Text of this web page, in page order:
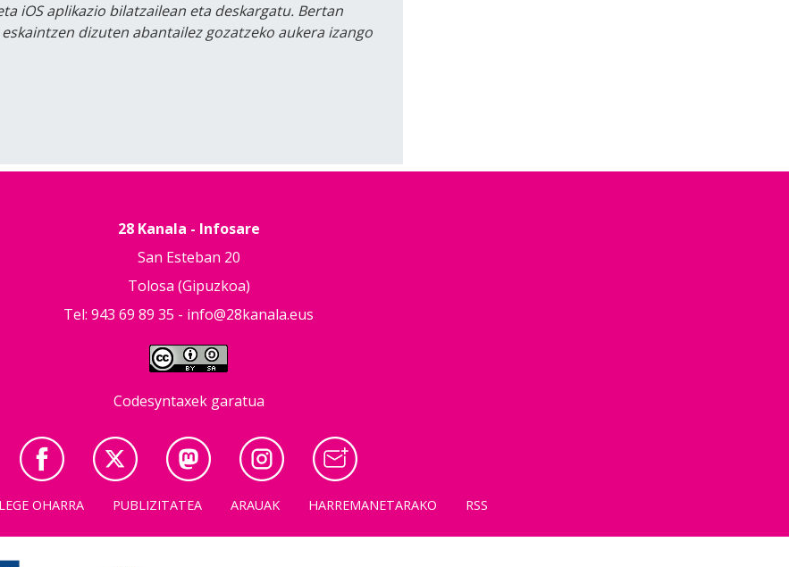
iOS aplikazio bilatzailean eta deskargatu. Bertan
dizuten abantailez gozatzeko aukera izango
28 Kanala - Infosare
San Esteban 20
Tolosa (Gipuzkoa)
Tel: 943 69 89 35 - info@28kanala.eus
Codesyntaxek garatua
LEGE OHARRA PUBLIZITATEA ARAUAK HARREMANETARAKO RSS